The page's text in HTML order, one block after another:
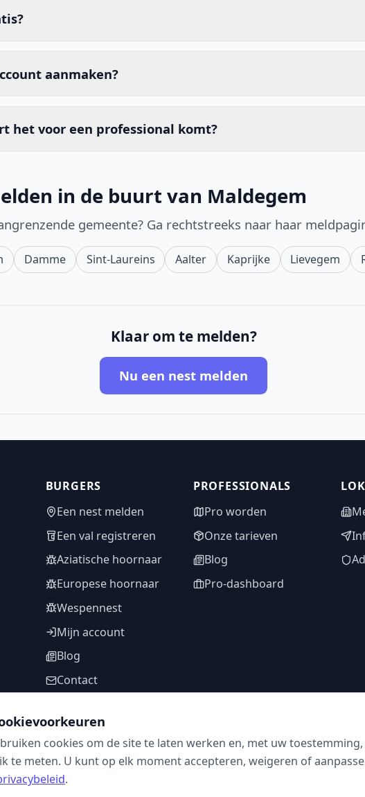
aanmaken?
het voor een professional komt?
in de buurt van Maldegem
gemeente? Ga rechtstreeks naar haar
Damme Sint-Laureins Aalter Kaprijke Lievegem
Klaar om te melden?
Nu een nest melden
BURGERS
Een nest melden
Een val registreren
Aziatische hoornaar
Europese hoornaar
Wespennest
Mijn account
Blog
Contact
PROFESSIONALS
Pro worden
Onze tarieven
Blog
Pro-dashboard
VOLG ONS
cookies om de site te laten werken en, met uw
te meten. U kunt op elk moment accepteren, weigeren of
.